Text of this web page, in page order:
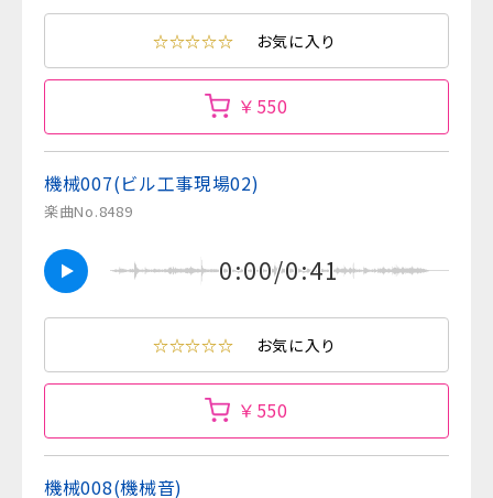
☆☆☆☆☆ お気に入り
￥550
機械007(ビル工事現場02)
楽曲No.8489
0:00/0:41
☆☆☆☆☆ お気に入り
￥550
機械008(機械音)